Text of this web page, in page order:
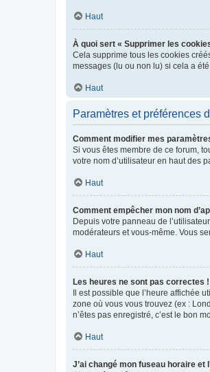
Haut
À quoi sert « Supprimer les
Cela supprime tous les cookies
messages (lu ou non lu) si cela a
Haut
Paramètres et préférences
Comment modifier mes
Si vous êtes membre de ce forum,
votre nom d’utilisateur en haut des
Haut
Comment empêcher mon nom
Depuis votre panneau de
modérateurs et vous-même. Vous
Haut
Les heures ne sont pas correctes !
Il est possible que l’heure affichée
zone où vous vous trouvez (ex :
n’êtes pas enregistré, c’est le bon
Haut
J’ai changé mon fuseau horaire